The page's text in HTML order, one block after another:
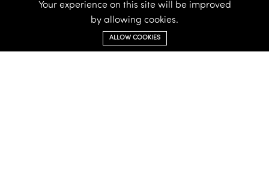
Your experience on this site will be improved
by allowing cookies.
ALLOW COOKIES